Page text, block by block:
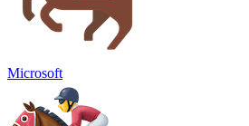
Microsoft